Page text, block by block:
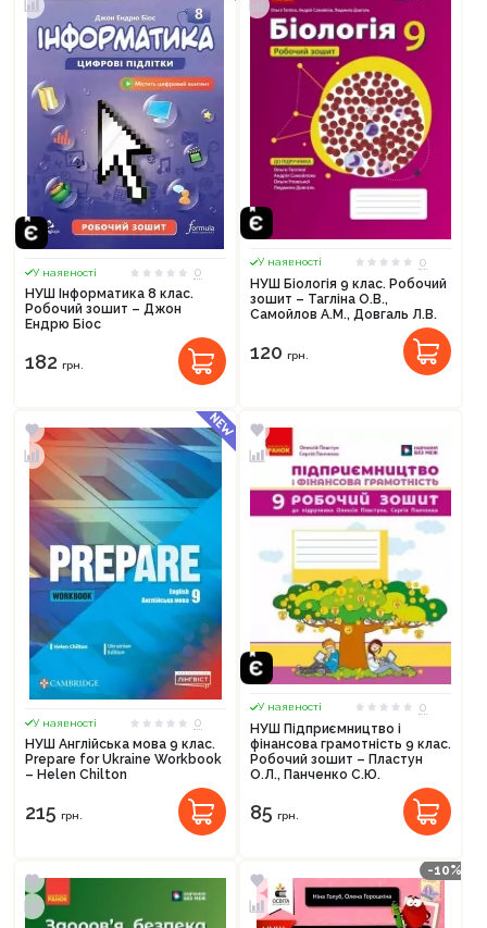
У наявності
0
НУШ Інформатика 8 клас.
Робочий зошит – Джон
Ендрю Біос
182 грн.
У наявності
0
НУШ Біологія 9 клас. Робочий
зошит – Тагліна О.В.,
Самойлов А.М., Довгаль Л.В.
120 грн.
У наявності
0
НУШ Англійська мова 9 клас.
Prepare for Ukraine Workbook
– Helen Chilton
215 грн.
У наявності
0
НУШ Підприємництво і
фінансова грамотність 9 клас.
Робочий зошит – Пластун
О.Л., Панченко С.Ю.
85 грн.
-10%